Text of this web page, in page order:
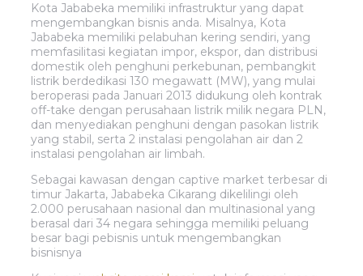
Kota Jababeka memiliki infrastruktur yang dapat
mengembangkan bisnis anda. Misalnya, Kota
Jababeka memiliki pelabuhan kering sendiri, yang
memfasilitasi kegiatan impor, ekspor, dan distribusi
domestik oleh penghuni perkebunan, pembangkit
listrik berdedikasi 130 megawatt (MW), yang mulai
beroperasi pada Januari 2013 didukung oleh kontrak
off-take dengan perusahaan listrik milik negara PLN,
dan menyediakan penghuni dengan pasokan listrik
yang stabil, serta 2 instalasi pengolahan air dan 2
instalasi pengolahan air limbah.
Sebagai kawasan dengan captive market terbesar di
timur Jakarta, Jababeka Cikarang dikelilingi oleh
2.000 perusahaan nasional dan multinasional yang
berasal dari 34 negara sehingga memiliki peluang
besar bagi pebisnis untuk mengembangkan
bisnisnya